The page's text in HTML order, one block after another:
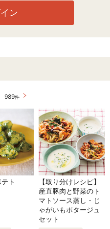
ン
989件
ト
【取り分けレシピ】
産直豚肉と野菜のト
マトソース蒸し・じ
ゃがいもポタージュ
セット